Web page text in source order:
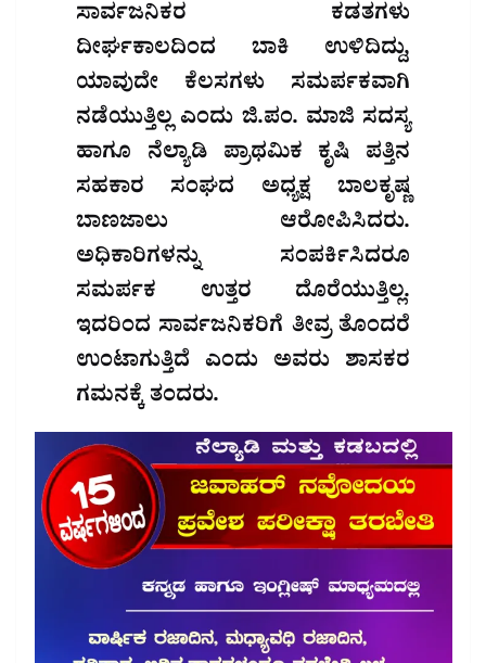
ಸಾರ್ವಜನಿಕರ ಕಡತಗಳು
ದೀರ್ಘಕಾಲದಿಂದ ಬಾಕಿ ಉಳಿದಿದ್ದು,
ಯಾವುದೇ ಕೆಲಸಗಳು ಸಮರ್ಪಕವಾಗಿ
ನಡೆಯುತ್ತಿಲ್ಲ ಎಂದು ಜಿ.ಪಂ. ಮಾಜಿ ಸದಸ್ಯ
ಹಾಗೂ ನೆಲ್ಯಾಡಿ ಪ್ರಾಥಮಿಕ ಕೃಷಿ ಪತ್ತಿನ
ಸಹಕಾರ ಸಂಘದ ಅಧ್ಯಕ್ಷ ಬಾಲಕೃಷ್ಣ
ಬಾಣಜಾಲು ಆರೋಪಿಸಿದರು.
ಅಧಿಕಾರಿಗಳನ್ನು ಸಂಪರ್ಕಿಸಿದರೂ
ಸಮರ್ಪಕ ಉತ್ತರ ದೊರೆಯುತ್ತಿಲ್ಲ.
ಇದರಿಂದ ಸಾರ್ವಜನಿಕರಿಗೆ ತೀವ್ರ ತೊಂದರೆ
ಉಂಟಾಗುತ್ತಿದೆ ಎಂದು ಅವರು ಶಾಸಕರ
ಗಮನಕ್ಕೆ ತಂದರು.